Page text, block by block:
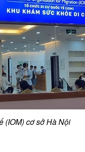
(IOM) cơ sở Hà Nội